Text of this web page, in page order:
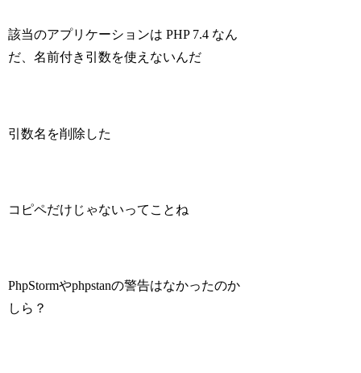
該当のアプリケーションは PHP 7.4 なん
だ、名前付き引数を使えないんだ
引数名を削除した
コピペだけじゃないってことね
PhpStormやphpstanの警告はなかったのか
しら？